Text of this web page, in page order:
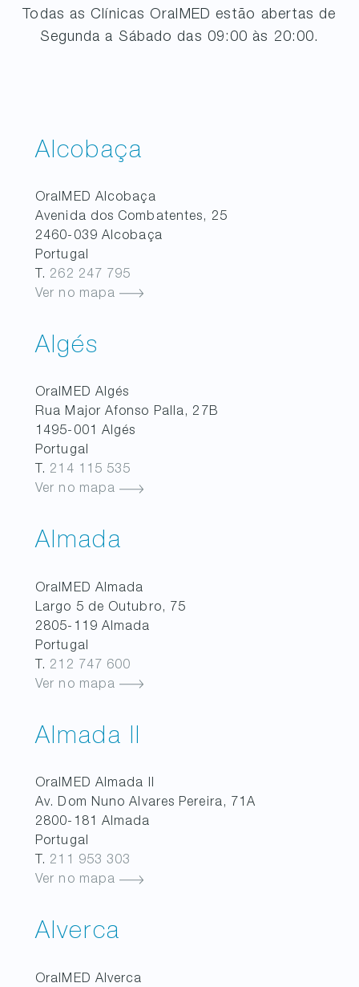
Todas as Clínicas OralMED estão abertas de
Segunda a Sábado das 09:00 às 20:00.
Alcobaça
OralMED Alcobaça
Avenida dos Combatentes, 25
2460-039 Alcobaça
Portugal
T. 262 247 795
Ver no mapa
Algés
OralMED Algés
Rua Major Afonso Palla, 27B
1495-001 Algés
Portugal
T. 214 115 535
Ver no mapa
Almada
OralMED Almada
Largo 5 de Outubro, 75
2805-119 Almada
Portugal
T. 212 747 600
Ver no mapa
Almada II
OralMED Almada II
Av. Dom Nuno Alvares Pereira, 71A
2800-181 Almada
Portugal
T. 211 953 303
Ver no mapa
Alverca
OralMED Alverca